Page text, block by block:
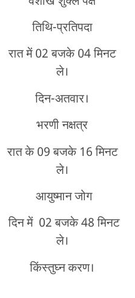
तिथि-प्रतिपदा
रात में 02 बजके 04 मिनट
ले।
दिन-अतवार।
भरणी नक्षत्र
रात के 09 बजके 16 मिनट
ले।
आयुष्मान जोग
दिन में 02 बजके 48 मिनट
ले।
किंस्तुघ्न करण।